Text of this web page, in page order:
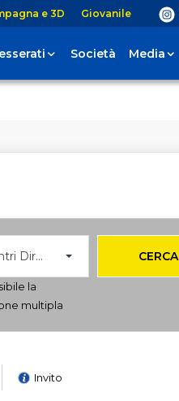
e 3D Giovanile
Società Media
Scontri Diretti
la
multipla
CERCA
Invito